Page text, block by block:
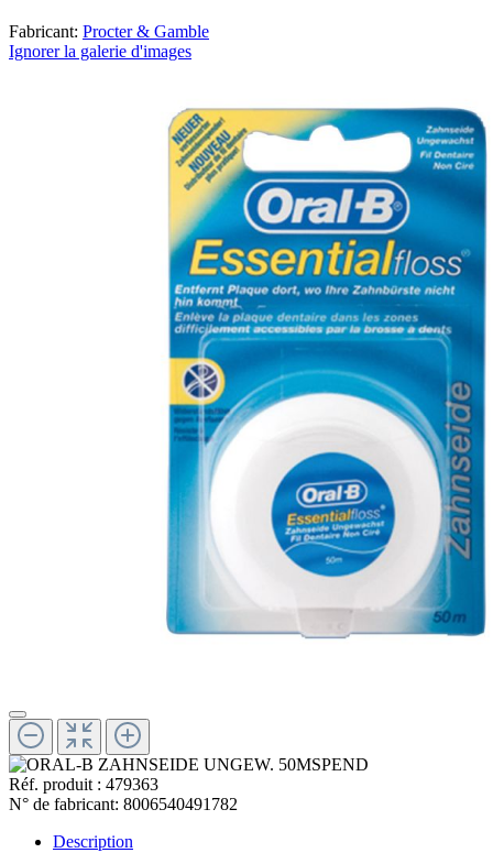
Fabricant: Procter & Gamble
Ignorer la galerie d'images
Réf. produit : 479363
N° de fabricant: 8006540491782
Description